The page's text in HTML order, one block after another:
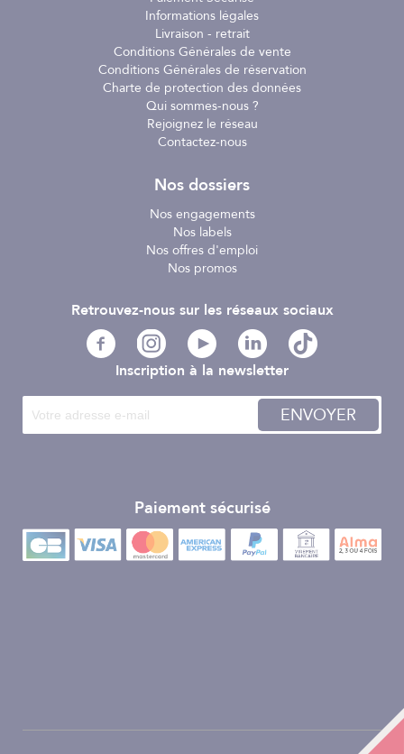
Informations légales
Livraison - retrait
Conditions Générales de vente
Conditions Générales de réservation
Charte de protection des données
Qui sommes-nous ?
Rejoignez le réseau
Contactez-nous
Nos dossiers
Nos engagements
Nos labels
Nos offres d'emploi
Nos promos
Inscription à la newsletter
ENVOYER
Paiement sécurisé
Retrouvez-nous sur les réseaux sociaux